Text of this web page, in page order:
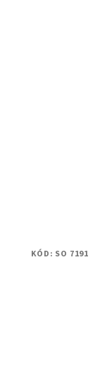
KÓD: SO 7191